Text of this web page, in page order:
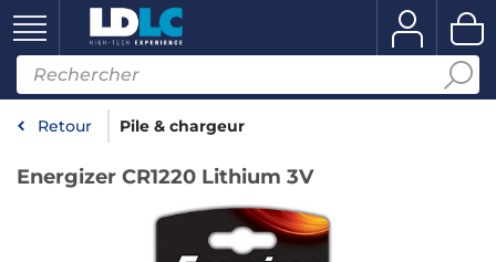
Retour Pile & chargeur
Energizer CR1220 Lithium 3V